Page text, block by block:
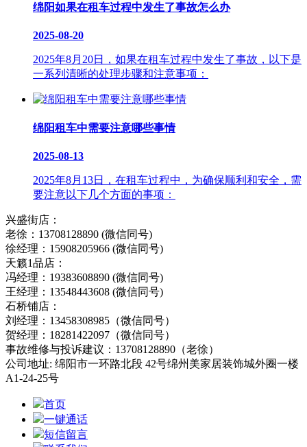
绵阳如果在租车过程中发生了事故怎么办
2025-08-20
2025年8月20日，如果在租车过程中发生了事故，以下是
一系列清晰的处理步骤和注意事项：
绵阳租车中需要注意哪些事情
2025-08-13
2025年8月13日，在租车过程中，为确保顺利和安全，需
要注意以下几个方面的事项：
兴盛街店：
老徐：13708128890 (微信同号)
徐经理：15908205966 (微信同号)
天籁1品店：
冯经理：19383608890 (微信同号)
王经理：13548443608 (微信同号)
石桥铺店：
刘经理：13458308985（微信同号）
贺经理：18281422097（微信同号）
事故维修与投诉建议：13708128890（老徐）
公司地址: 绵阳市一环路北段 42号绵州美家居装饰城外圈一楼
A1-24-25号
首页
一键通话
短信留言